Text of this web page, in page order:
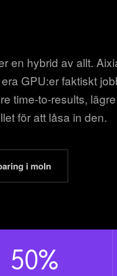
en hybrid av allt.
GPU:er faktiskt
time-to-results,
för att låsa in den.
i moln
50%